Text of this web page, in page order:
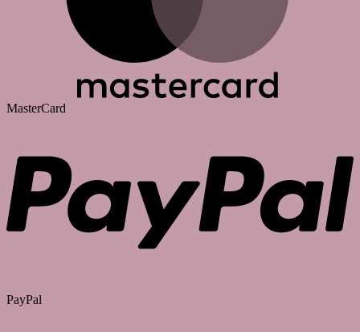
MasterCard
PayPal